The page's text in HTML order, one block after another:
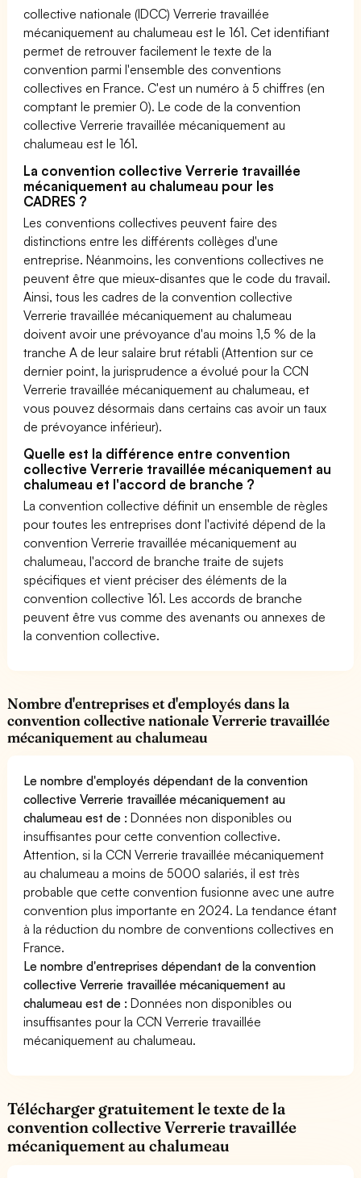
collective nationale (IDCC) Verrerie travaillée
mécaniquement au chalumeau est le 161. Cet identifiant
permet de retrouver facilement le texte de la
convention parmi l'ensemble des conventions
collectives en France. C'est un numéro à 5 chiffres (en
comptant le premier 0). Le code de la convention
collective Verrerie travaillée mécaniquement au
chalumeau est le 161.
La convention collective Verrerie travaillée
mécaniquement au chalumeau pour les
CADRES ?
Les conventions collectives peuvent faire des
distinctions entre les différents collèges d'une
entreprise. Néanmoins, les conventions collectives ne
peuvent être que mieux-disantes que le code du travail.
Ainsi, tous les cadres de la convention collective
Verrerie travaillée mécaniquement au chalumeau
doivent avoir une prévoyance d'au moins 1,5 % de la
tranche A de leur salaire brut rétabli (Attention sur ce
dernier point, la jurisprudence a évolué pour la CCN
Verrerie travaillée mécaniquement au chalumeau, et
vous pouvez désormais dans certains cas avoir un taux
de prévoyance inférieur).
Quelle est la différence entre convention
collective Verrerie travaillée mécaniquement au
chalumeau et l'accord de branche ?
La convention collective définit un ensemble de règles
pour toutes les entreprises dont l'activité dépend de la
convention Verrerie travaillée mécaniquement au
chalumeau, l'accord de branche traite de sujets
spécifiques et vient préciser des éléments de la
convention collective 161. Les accords de branche
peuvent être vus comme des avenants ou annexes de
la convention collective.
Nombre d'entreprises et d'employés dans la
convention collective nationale Verrerie travaillée
mécaniquement au chalumeau
Le nombre d'employés dépendant de la convention
collective Verrerie travaillée mécaniquement au
chalumeau est de :Données non disponibles ou
insuffisantes pour cette convention collective.
Attention, si la CCN Verrerie travaillée mécaniquement
au chalumeau a moins de 5000 salariés, il est très
probable que cette convention fusionne avec une autre
convention plus importante en 2024. La tendance étant
à la réduction du nombre de conventions collectives en
France.
Le nombre d'entreprises dépendant de la convention
collective Verrerie travaillée mécaniquement au
chalumeau est de :Données non disponibles ou
insuffisantes pour la CCN Verrerie travaillée
mécaniquement au chalumeau.
Télécharger gratuitement le texte de la
convention collective Verrerie travaillée
mécaniquement au chalumeau